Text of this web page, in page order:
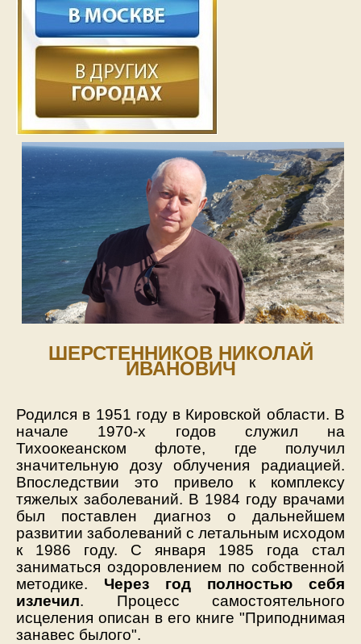
ШЕРСТЕННИКОВ НИКОЛАЙ
ИВАНОВИЧ
Родился в 1951 году в Кировской области. В
начале 1970-х годов служил на
Тихоокеанском флоте, где получил
значительную дозу облучения радиацией.
Впоследствии это привело к комплексу
тяжелых заболеваний. В 1984 году врачами
был поставлен диагноз о дальнейшем
развитии заболеваний с летальным исходом
к 1986 году. С января 1985 года стал
заниматься оздоровлением по собственной
методике. Через год полностью себя
излечил. Процесс самостоятельного
исцеления описан в его книге "Приподнимая
занавес былого".